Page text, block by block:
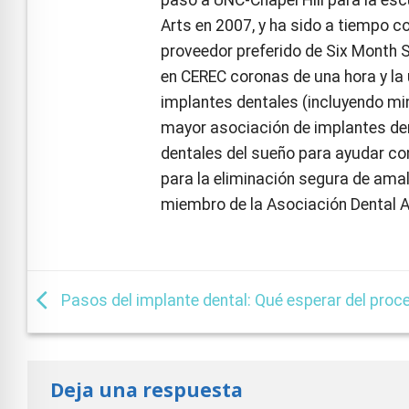
Arts en 2007, y ha sido a tiempo
proveedor preferido de Six Month
en CEREC coronas de una hora y
implantes dentales (incluyendo
mayor asociación de implantes
dentales del sueño para ayudar
para la eliminación segura de
miembro de la Asociación Dental
Pasos del implante dental: Qué esperar del
Deja una respuesta